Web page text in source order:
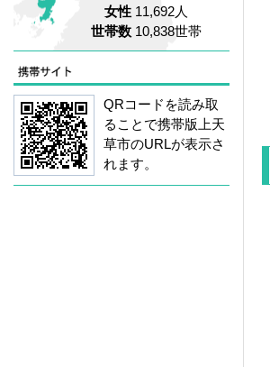
女性 11,692人
世帯数 10,838世帯
QRコードを読み取
ることで携帯版上天
草市のURLが表示さ
れます。